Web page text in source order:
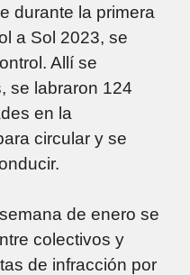
durante la primera
a Sol 2023, se
Allí se
se labraron 124
en la
circular y se
de enero se
colectivos y
de infracción por